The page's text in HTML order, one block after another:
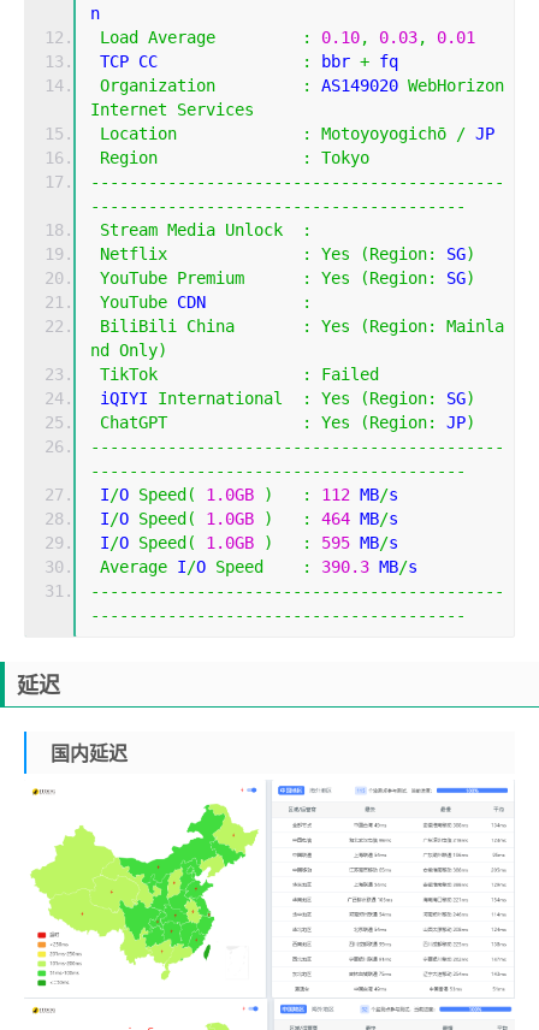
n
Load
Average : 0.10, 0.03,
0.01
TCP CC
: bbr + fq
Organization
: AS149020 WebHorizon
Internet
Services
Location
: Motoyoyogichō / JP
Region
:
Tokyo
-------------------------------------------
---------------------------------------
Stream Media Unlock
:
Netflix
: Yes (Region: SG)
YouTube Premium : Yes (Region: SG)
YouTube CDN
:
BiliBili
China : Yes (Region:
Mainla
nd
Only)
TikTok
:
Failed
iQIYI International : Yes (Region: SG)
ChatGPT
: Yes (Region: JP)
-------------------------------------------
---------------------------------------
I/O Speed ( 1.0GB ) : 112 MB/s
I/O Speed ( 1.0GB ) : 464 MB/s
I/O Speed ( 1.0GB ) : 595 MB/s
Average I/O Speed : 390.3 MB/s
-------------------------------------------
---------------------------------------
延迟
国内延迟